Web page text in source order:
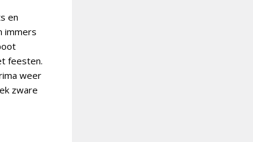
en
immers
feesten.
weer
zware